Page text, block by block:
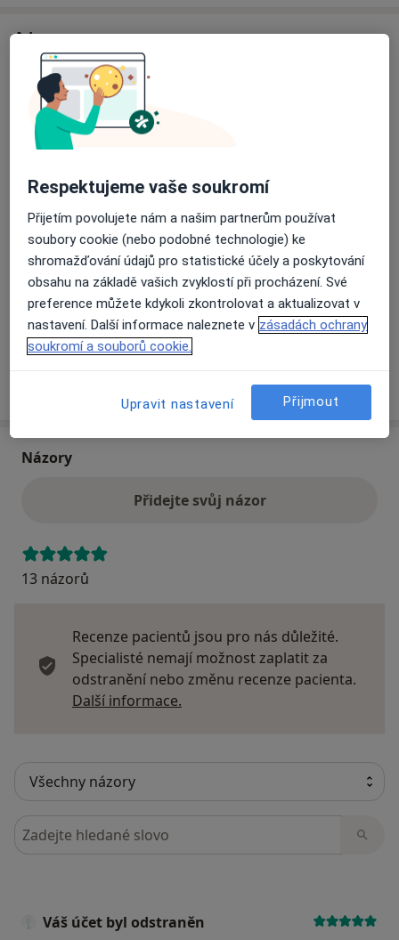
Adresa
Sam. ordinace PL - stomatologa
třída Masarykova 30,
Dostupnost
Na této adrese online kalendář není aktivní
Co mám v takové situaci udělat?
Způsoby platby (soukromé návštěvy)
Na teto adrese lékař přijímá pacienty na pojišťovnu
Detaily
o adrese
Názory
Přidejte svůj názor
13 názorů
Recenze pacientů jsou pro nás důležité.
Specialisté nemají možnost zaplatit za
odstranění nebo změnu recenze pacienta.
Další informace.
Hledejte v názorech
Váš účet byl odstraněn
Respektujeme vaše soukromí
Přijetím povolujete nám a našim partnerům používat
soubory cookie (nebo podobné technologie) ke
shromažďování údajů pro statistické účely a poskytování
obsahu na základě vašich zvyklostí při procházení. Své
preference můžete kdykoli zkontrolovat a aktualizovat v
nastavení. Další informace naleznete v zásadách ochrany
soukromí a souborů cookie.
Upravit nastavení Přijmout